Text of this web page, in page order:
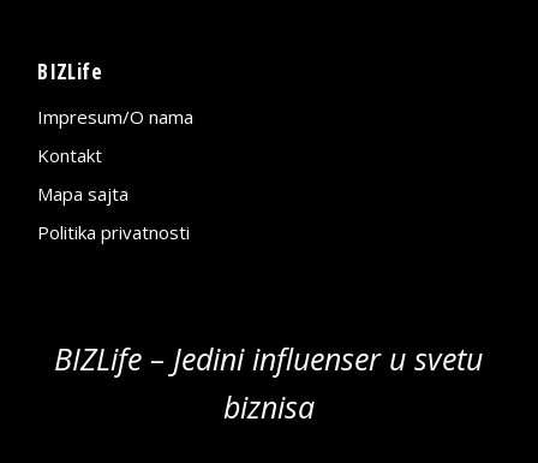
BIZLife
Impresum/O nama
Kontakt
Mapa sajta
Politika privatnosti
BIZLife – Jedini influenser u svetu
biznisa